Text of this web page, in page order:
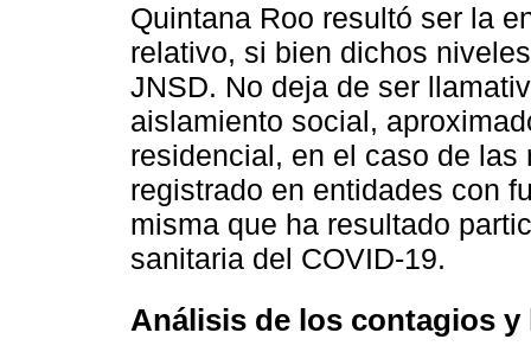
Quintana Roo resultó ser la
relativo, si bien dichos
JNSD. No deja de ser
aislamiento social,
residencial, en el caso de
registrado en entidades con
misma que ha resultado
sanitaria del COVID-19.
Análisis de los contagios y